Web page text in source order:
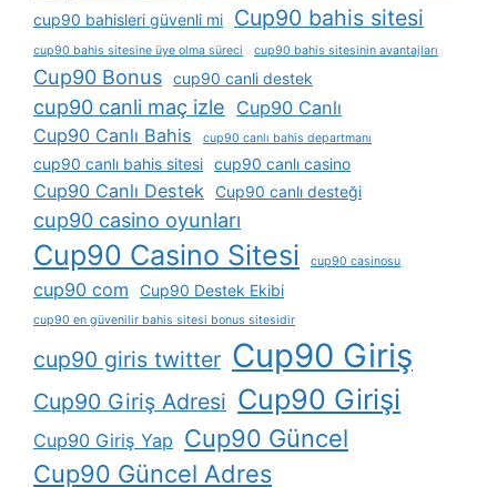
cup90 bahisleri güvenli mi Cup90 bahis sitesi
cup90 bahis sitesine üye olma süreci cup90 bahis sitesinin avantajları
Cup90 Bonus cup90 canli destek
cup90 canli maç izle Cup90 Canlı
Cup90 Canlı Bahis
cup90 canlı bahis departmanı
cup90 canlı bahis sitesi cup90 canlı casino
Cup90 Canlı Destek Cup90 canlı desteği
cup90 casino oyunları
Cup90 Casino Sitesi cup90 casinosu
cup90 com Cup90 Destek Ekibi
cup90 en güvenilir bahis sitesi bonus sitesidir
cup90 giris twitter Cup90 Giriş
Cup90 Giriş Adresi Cup90 Girişi
Cup90 Giriş Yap Cup90 Güncel
Cup90 Güncel Adres